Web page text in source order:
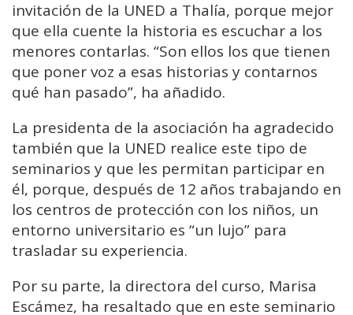
invitación de la UNED a Thalía, porque mejor
que ella cuente la historia es escuchar a los
menores contarlas. “Son ellos los que tienen
que poner voz a esas historias y contarnos
qué han pasado”, ha añadido.
La presidenta de la asociación ha agradecido
también que la UNED realice este tipo de
seminarios y que les permitan participar en
él, porque, después de 12 años trabajando en
los centros de protección con los niños, un
entorno universitario es “un lujo” para
trasladar su experiencia.
Por su parte, la directora del curso, Marisa
Escámez, ha resaltado que en este seminario